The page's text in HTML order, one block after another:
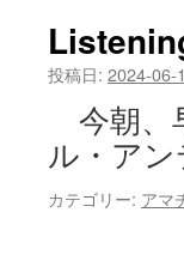
投稿日: 2024-06-
今朝、
ル・ア
カテゴリー: アマ